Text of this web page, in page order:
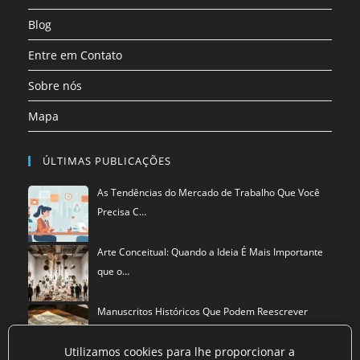
aba
Blog
Entre em Contato
Sobre nós
Mapa
ÚLTIMAS PUBLICAÇÕES
As Tendências do Mercado de Trabalho Que Você
Precisa C…
Arte Conceitual: Quando a Ideia É Mais Importante
que o…
Manuscritos Históricos Que Podem Reescrever
Utilizamos cookies para lhe proporcionar a